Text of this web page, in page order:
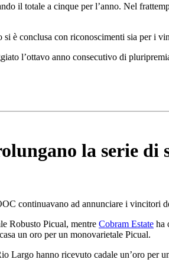
il totale a cinque per l’anno. Nel
è conclusa con riconoscimenti sia per i
l’ottavo anno consecutivo di
la serie di
con­ti­nuavano ad an­nun­ciare i vincitori
Robusto Picual, mentre Cobram Estate ha
un oro per un monovarietale Picual.
hanno ricevuto ca­da­le un’oro per